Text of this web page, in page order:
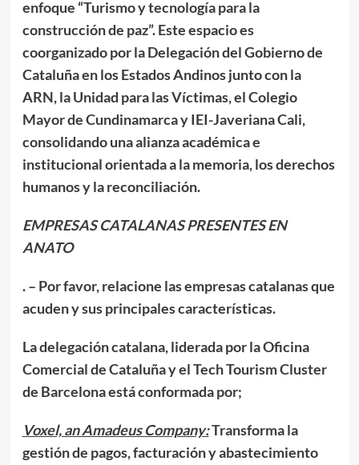
enfoque “Turismo y tecnología para la
construcción de paz”. Este espacio es
coorganizado por la Delegación del Gobierno de
Cataluña en los Estados Andinos junto con la
ARN, la Unidad para las Víctimas, el Colegio
Mayor de Cundinamarca y IEI-Javeriana Cali,
consolidando una alianza académica e
institucional orientada a la memoria, los derechos
humanos y la reconciliación.
EMPRESAS CATALANAS PRESENTES EN
ANATO
. – Por favor, relacione las empresas catalanas que
acuden y sus principales características.
La delegación catalana, liderada por la Oficina
Comercial de Cataluña y el Tech Tourism Cluster
de Barcelona está conformada por;
Voxel, an Amadeus Company:Transforma la
gestión de pagos, facturación y abastecimiento